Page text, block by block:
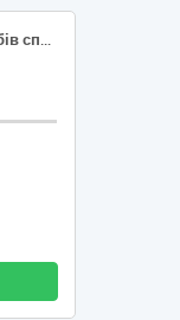
Запасні частини до транспортних засобів спеціального призначення